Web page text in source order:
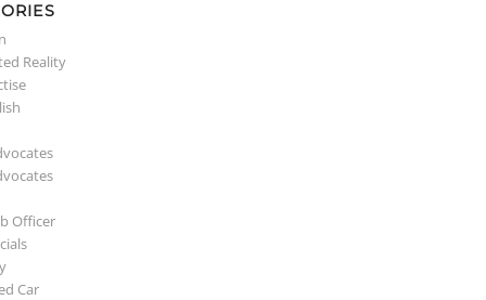
Reality
Officer
Car